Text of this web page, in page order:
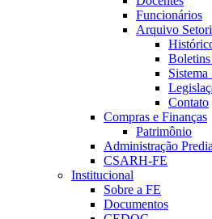
Funcionários
Arquivo
Contato
Compras e Finanças
Patrimônio
Administração
CSARH-FE
Institucional
Sobre a FE
Documentos